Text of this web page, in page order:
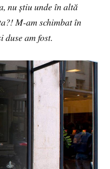
nu știu unde în altă
M-am schimbat în
duse am fost.